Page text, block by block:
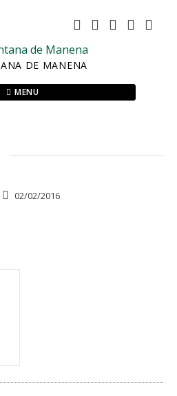
DE MANENA
MENU
02/02/2016